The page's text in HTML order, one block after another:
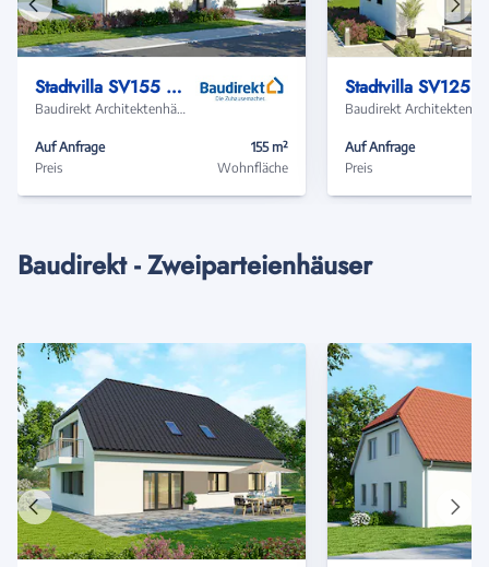
Stadtvilla SV155 Basis
Baudirekt Architektenhäuser
Auf Anfrage
Preis
155 m²
Wohnfläche
Auf Anfrage
Preis
Vorheriges
Haus
Haus
Baudirekt - Zweiparteienhäuser
Vorheriges
Haus
Haus